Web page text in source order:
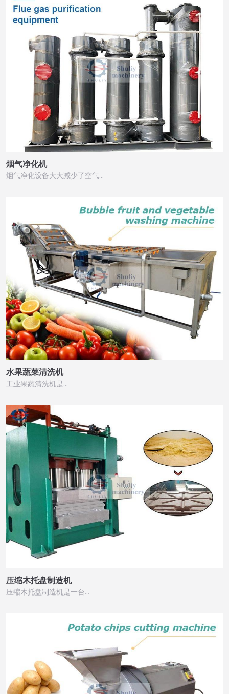
烟气净化机
烟气净化设备大大减少了空气…
水果蔬菜清洗机
工业果蔬清洗机是…
压缩木托盘制造机
压缩木托盘制造机是一台…